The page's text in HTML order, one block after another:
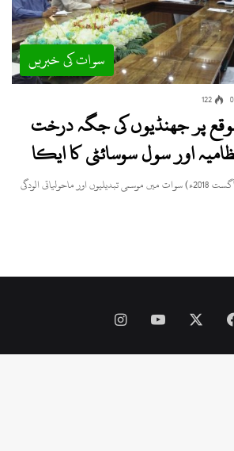
سوات کی خبریں
0
122
پر جھنڈیوں کی جگہ درخت
اور سول سوسائٹی کا ایکا
سوات (زما سوات ڈاٹ کام ، 10 آگست 2018ء) سوات میں موسمی تبدیلیوں اور ماحولیاتی الودگی
Facebook
YouTube